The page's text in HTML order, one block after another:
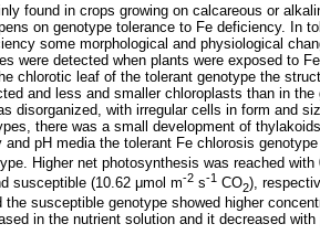
found in crops growing on calcareous or
on genotype tolerance to Fe deficiency. In
some morphological and physiological
were detected when plants were exposed to
chlorotic leaf of the tolerant genotype the
and less and smaller chloroplasts than in
disorganized, with irregular cells in form and
there was a small development of
pH media the tolerant Fe chlorosis
Higher net photosynthesis was reached with
susceptible (10.62 μmol m-2 s-1 CO2),
susceptible genotype showed higher
in the nutrient solution and it decreased